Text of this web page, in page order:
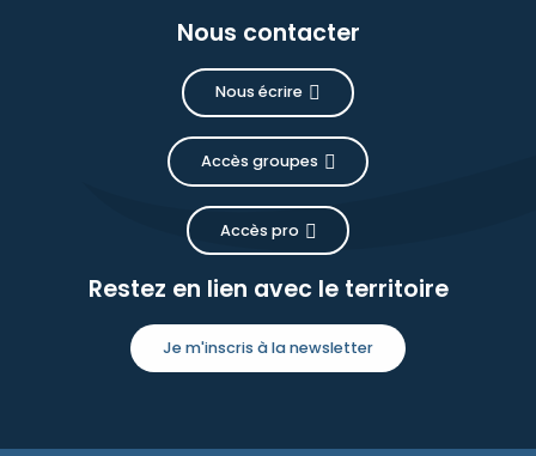
Nous contacter
Nous écrire
Accès groupes
Accès pro
Restez en lien avec le territoire
Je m'inscris à la newsletter